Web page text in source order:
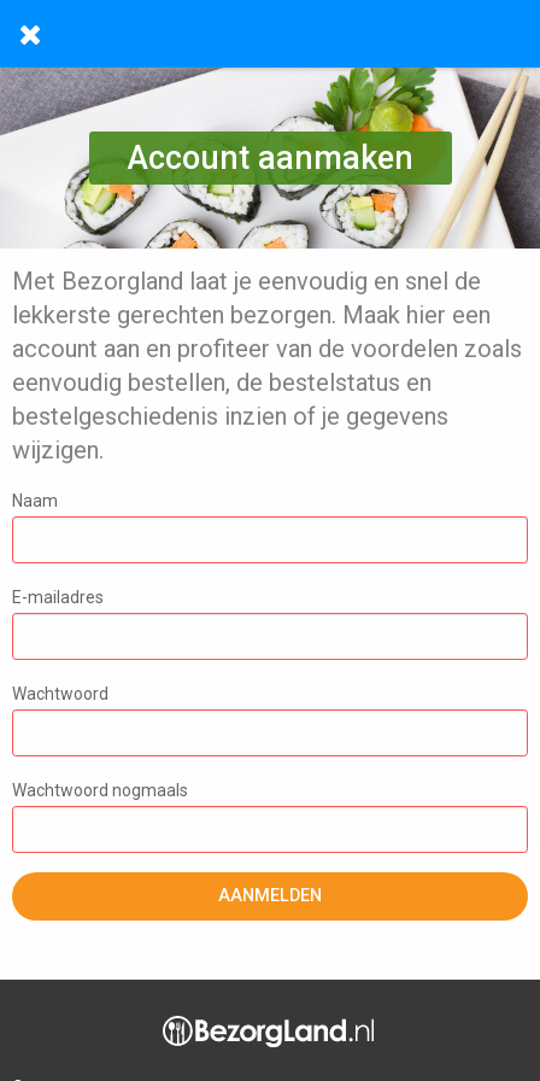
Account aanmaken
Met Bezorgland laat je eenvoudig en snel de
lekkerste gerechten bezorgen. Maak hier een
account aan en profiteer van de voordelen zoals
eenvoudig bestellen, de bestelstatus en
bestelgeschiedenis inzien of je gegevens
wijzigen.
Naam
E-mailadres
Wachtwoord
Wachtwoord nogmaals
AANMELDEN